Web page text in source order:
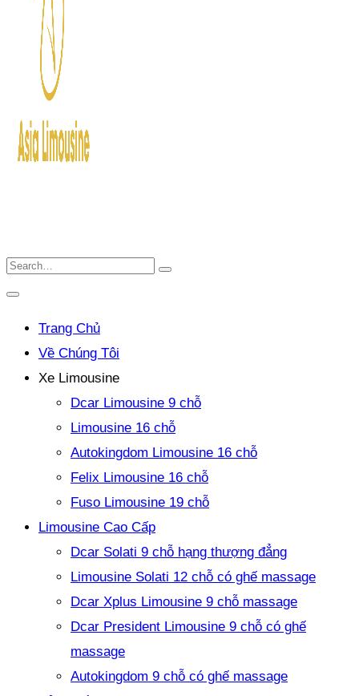
Trang Chủ
Về Chúng Tôi
Xe Limousine
Dcar Limousine 9 chỗ
Limousine 16 chỗ
Autokingdom Limousine 16 chỗ
Felix Limousine 16 chỗ
Fuso Limousine 19 chỗ
Limousine Cao Cấp
Dcar Solati 9 chỗ hạng thượng đẳng
Limousine Solati 12 chỗ có ghế massage
Dcar Xplus Limousine 9 chỗ massage
Dcar President Limousine 9 chỗ có ghế
massage
Autokingdom 9 chỗ có ghế massage